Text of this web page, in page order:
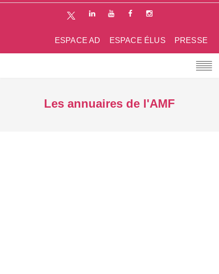
PRESSE
ESPACE ÉLUS
ESPACE AD
Les annuaires de l'AMF